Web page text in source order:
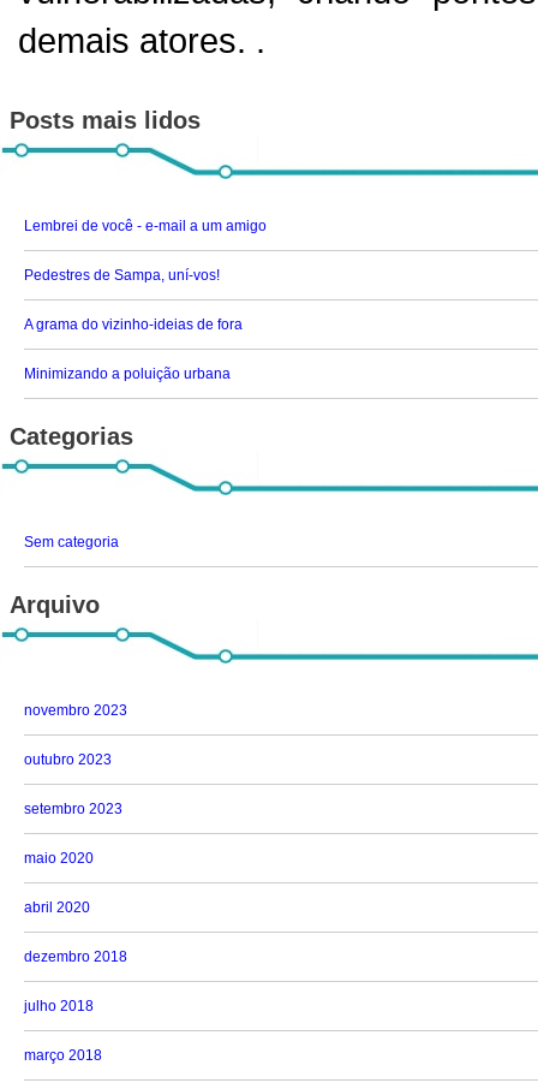
demais atores. .
Posts mais lidos
Lembrei de você - e-mail a um amigo
Pedestres de Sampa, uní-vos!
A grama do vizinho-ideias de fora
Minimizando a poluição urbana
Categorias
Sem categoria
Arquivo
novembro 2023
outubro 2023
setembro 2023
maio 2020
abril 2020
dezembro 2018
julho 2018
março 2018